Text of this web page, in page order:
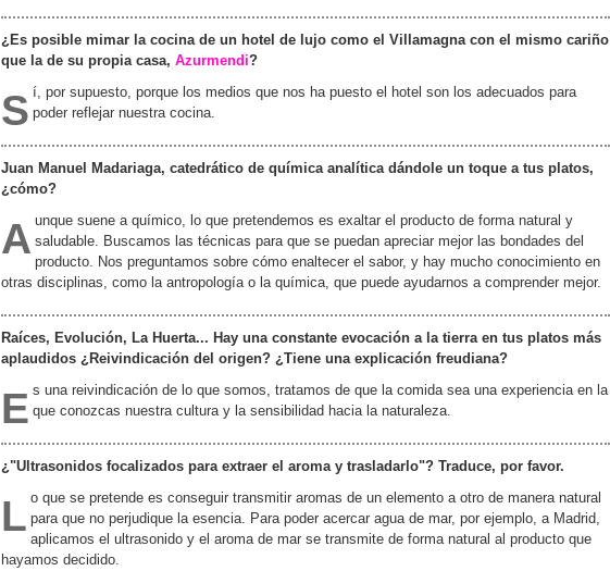
¿Es posible mimar la cocina de un hotel de lujo como el Villamagna con el mismo cariño
que la de su propia casa, Azurmendi?
S í, por supuesto, porque los medios que nos ha puesto el hotel son los adecuados para
poder reflejar nuestra cocina.
Juan Manuel Madariaga, catedrático de química analítica dándole un toque a tus platos,
¿cómo?
A unque suene a químico, lo que pretendemos es exaltar el producto de forma natural y
saludable. Buscamos las técnicas para que se puedan apreciar mejor las bondades del
producto. Nos preguntamos sobre cómo enaltecer el sabor, y hay mucho conocimiento en
otras disciplinas, como la antropología o la química, que puede ayudarnos a comprender mejor.
Raíces, Evolución, La Huerta... Hay una constante evocación a la tierra en tus platos más
aplaudidos ¿Reivindicación del origen? ¿Tiene una explicación freudiana?
E s una reivindicación de lo que somos, tratamos de que la comida sea una experiencia en la
que conozcas nuestra cultura y la sensibilidad hacia la naturaleza.
¿"Ultrasonidos focalizados para extraer el aroma y trasladarlo"? Traduce, por favor.
L o que se pretende es conseguir transmitir aromas de un elemento a otro de manera natural
para que no perjudique la esencia. Para poder acercar agua de mar, por ejemplo, a Madrid,
aplicamos el ultrasonido y el aroma de mar se transmite de forma natural al producto que
hayamos decidido.